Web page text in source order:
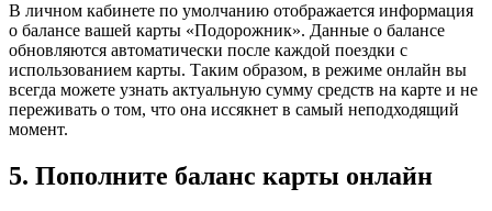
В личном кабинете по умолчанию отображается информация
о балансе вашей карты «Подорожник». Данные о балансе
обновляются автоматически после каждой поездки с
использованием карты. Таким образом, в режиме онлайн вы
всегда можете узнать актуальную сумму средств на карте и не
переживать о том, что она иссякнет в самый неподходящий
момент.
5. Пополните баланс карты онлайн